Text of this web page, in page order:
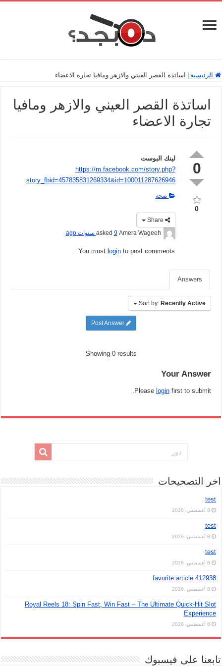
الرئيسية اساتذة القصر العيني والازهر ومافيا تجارة الاعضاء
اساتذة القصر العيني والازهر ومافيا
تجارة الاعضاء
0
0
لينك البوست
https://m.facebook.com/story.php?
story_fbid=457835831269334&id=100011287626946
صحة
Amera Wageeh
asked9 سنوات ago
You must loginto post comments
Answers
Sort by: Recently Active
Showing 0 results
Your Answer
Please loginfirst to submit.
اخر التصحيحات
test
8 أغسطس، 2026
test
8 أغسطس، 2026
test
8 أغسطس، 2026
favorite article 412938
8 أغسطس، 2026
Royal Reels 18: Spin Fast, Win Fast – The Ultimate Quick‑Hit Slot
Experience
8 أغسطس، 2026
تابعنا على فيسبوك